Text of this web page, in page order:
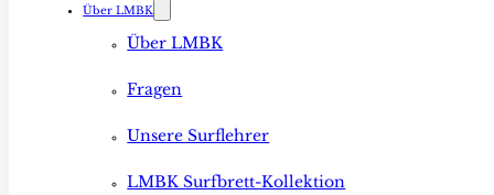
Über LMBK
Über LMBK
Fragen
Unsere Surflehrer
LMBK Surfbrett-Kollektion